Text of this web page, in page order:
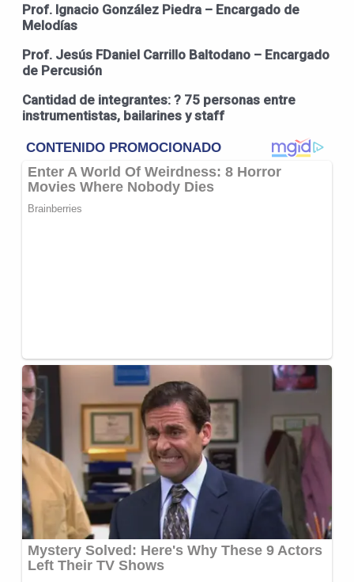
Prof. Ignacio González Piedra – Encargado de
Melodías
Prof. Jesús FDaniel Carrillo Baltodano – Encargado
de Percusión
Cantidad de integrantes: ? 75 personas entre
instrumentistas, bailarines y staff